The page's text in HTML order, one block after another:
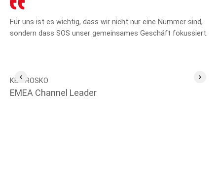
Für uns ist es wichtig, dass wir nicht nur eine Nummer sind,
sondern dass SOS unser gemeinsames Geschäft fokussiert.
KEN ROSKO
EMEA Channel Leader